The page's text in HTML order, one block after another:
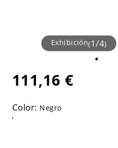
Exhibición(1/4)
111,16 €
Color: Negro